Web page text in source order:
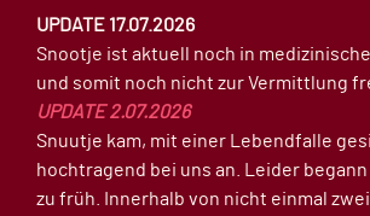
UPDATE 17.07.2026
Snootje ist aktuell noch in
und somit noch nicht zur Vermittlung
UPDATE 2.07.2026
Snuutje kam, mit einer Lebendfalle
hochtragend bei uns an. Leider
zu früh. Innerhalb von nicht einmal